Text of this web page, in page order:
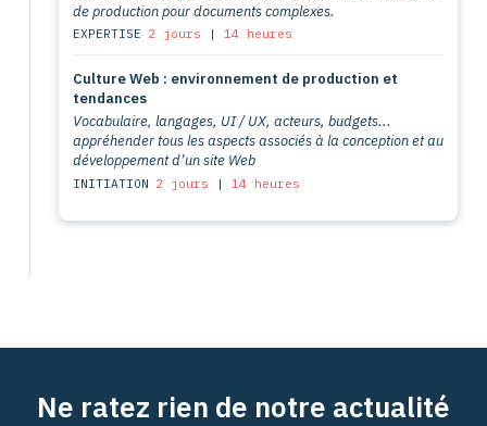
de production pour documents complexes.
EXPERTISE 2 jours |14 heures
Culture Web : environnement de production et
tendances
Vocabulaire, langages, UI / UX, acteurs, budgets...
appréhender tous les aspects associés à la conception et au
développement d’un site Web
INITIATION 2 jours |14 heures
Ne ratez rien de notre actualité